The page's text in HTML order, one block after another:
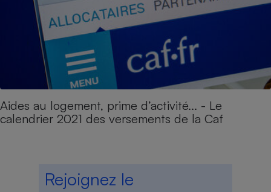
Aides au logement, prime d’activité... - Le
calendrier 2021 des versements de la Caf
Rejoignez le